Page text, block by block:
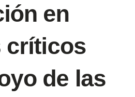
en
críticos
de las